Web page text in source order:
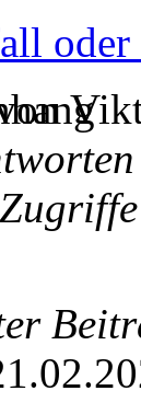
oder
Zugriffe